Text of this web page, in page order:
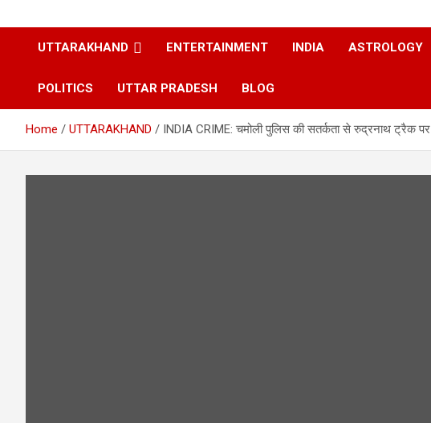
UTTARAKHAND ENTERTAINMENT INDIA ASTROLOGY
POLITICS UTTAR PRADESH BLOG
Home UTTARAKHAND INDIA CRIME: चमोली पुलिस की सतर्कता से रुद्रनाथ ट्रैक